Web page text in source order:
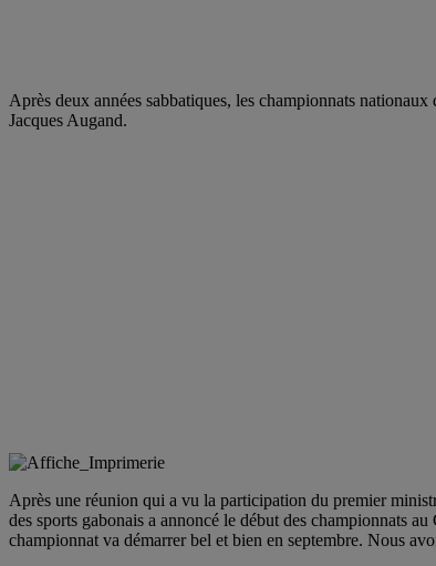
Après deux années sabbatiques, les championnats
Jacques Augand.
Après une réunion qui a vu la participation du premier
des sports gabonais a annoncé le début des championnats
championnat va démarrer bel et bien en septembre. Nous